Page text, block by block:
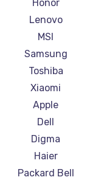
ноутбуков Epson
ноутбуков Philips
Ремонт ноутбуков LG
ноутбуков Panasonic
ноутбуков Irbis
ноутбуков
ноутбуков Hasee
ноутбуков ZTE
ноутбуков Hiper
ноутбуков Evga
Honor
Lenovo
MSI
Samsung
Toshiba
Xiaomi
Apple
Dell
Digma
Haier
Packard Bell